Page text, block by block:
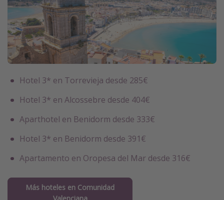
Hotel 3* en Torrevieja desde 285€
Hotel 3* en Alcossebre desde 404€
Aparthotel en Benidorm desde 333€
Hotel 3* en Benidorm desde 391€
Apartamento en Oropesa del Mar desde 316€
Más hoteles en Comunidad